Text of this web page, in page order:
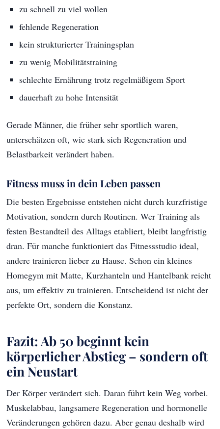
zu schnell zu viel wollen
fehlende Regeneration
kein strukturierter Trainingsplan
zu wenig Mobilitätstraining
schlechte Ernährung trotz regelmäßigem Sport
dauerhaft zu hohe Intensität
Gerade Männer, die früher sehr sportlich waren,
unterschätzen oft, wie stark sich Regeneration und
Belastbarkeit verändert haben.
Fitness muss in dein Leben passen
Die besten Ergebnisse entstehen nicht durch kurzfristige
Motivation, sondern durch Routinen. Wer Training als
festen Bestandteil des Alltags etabliert, bleibt langfristig
dran. Für manche funktioniert das Fitnessstudio ideal,
andere trainieren lieber zu Hause. Schon ein kleines
Homegym mit Matte, Kurzhanteln und Hantelbank reicht
aus, um effektiv zu trainieren. Entscheidend ist nicht der
perfekte Ort, sondern die Konstanz.
Fazit: Ab 50 beginnt kein
körperlicher Abstieg – sondern oft
ein Neustart
Der Körper verändert sich. Daran führt kein Weg vorbei.
Muskelabbau, langsamere Regeneration und hormonelle
Veränderungen gehören dazu. Aber genau deshalb wird